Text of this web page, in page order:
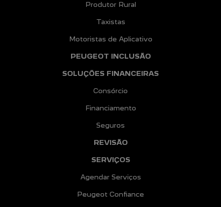
Produtor Rural
Taxistas
Motoristas de Aplicativo
PEUGEOT INCLUSÃO
SOLUÇÕES FINANCEIRAS
Consórcio
Financiamento
Seguros
REVISÃO
SERVIÇOS
Agendar Serviços
Peugeot Confiance